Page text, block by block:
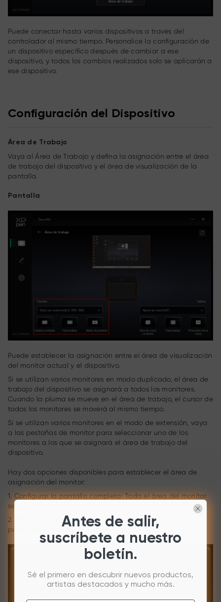
Puede conectar hasta varios dispositivos a través del
controlador al mismo tiempo. Personalice la configuración de
un dispositivo específico después de cambiar a ese
dispositivo, y todos los cambios realizados solo se aplicarán a
ese dispositivo.
Configuración del Dispositivo
Área de Trabajo
Vaya al Área de Trabajo y defina la asignación entre el área
de trabajo del dispositivo y el área de visualización de la
pantalla.
Pantalla
Puede establecer la asignación entre el área de visualización
del monitor actual y el dispositivo.
Si se utilizan varios monitores en modo duplicado, el área de
trabajo del dispositivo se asignará a todos los monitores.
Cuando la pluma se mueve en el área de trabajo, el cursor de
todos los monitores se moverá al mismo tiempo.
Si se utilizan varios monitores en el modo de extensión, vaya
a las pestañas de monitor para seleccionar uno de los
monitores a los que se asignará el área de trabajo del
dispositivo.
Hay dos opciones disponibles para establecer el área de
asignación del monitor:
1. Configurar la pantalla completa: Toda el área del monitor
seleccionado;
2. Personalizar el área de la pantalla: Hay tres formas de
personalizar el área de trabajo.Antes de salir,
suscríbete a nuestro
boletín.
Sé el primero en descubrir nuevos productos,
artistas destacados y mucho más.